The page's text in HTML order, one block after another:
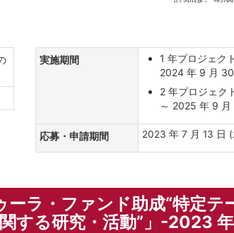
実施期間
1 年プロジェク
2024 年 9 月
2 年プロジェク
～ 2025 年 9
応募・申請期間 2023 年 7 月 13 日 (
ラ・ファンド助成“特定テ
する研究・活動”」-2023